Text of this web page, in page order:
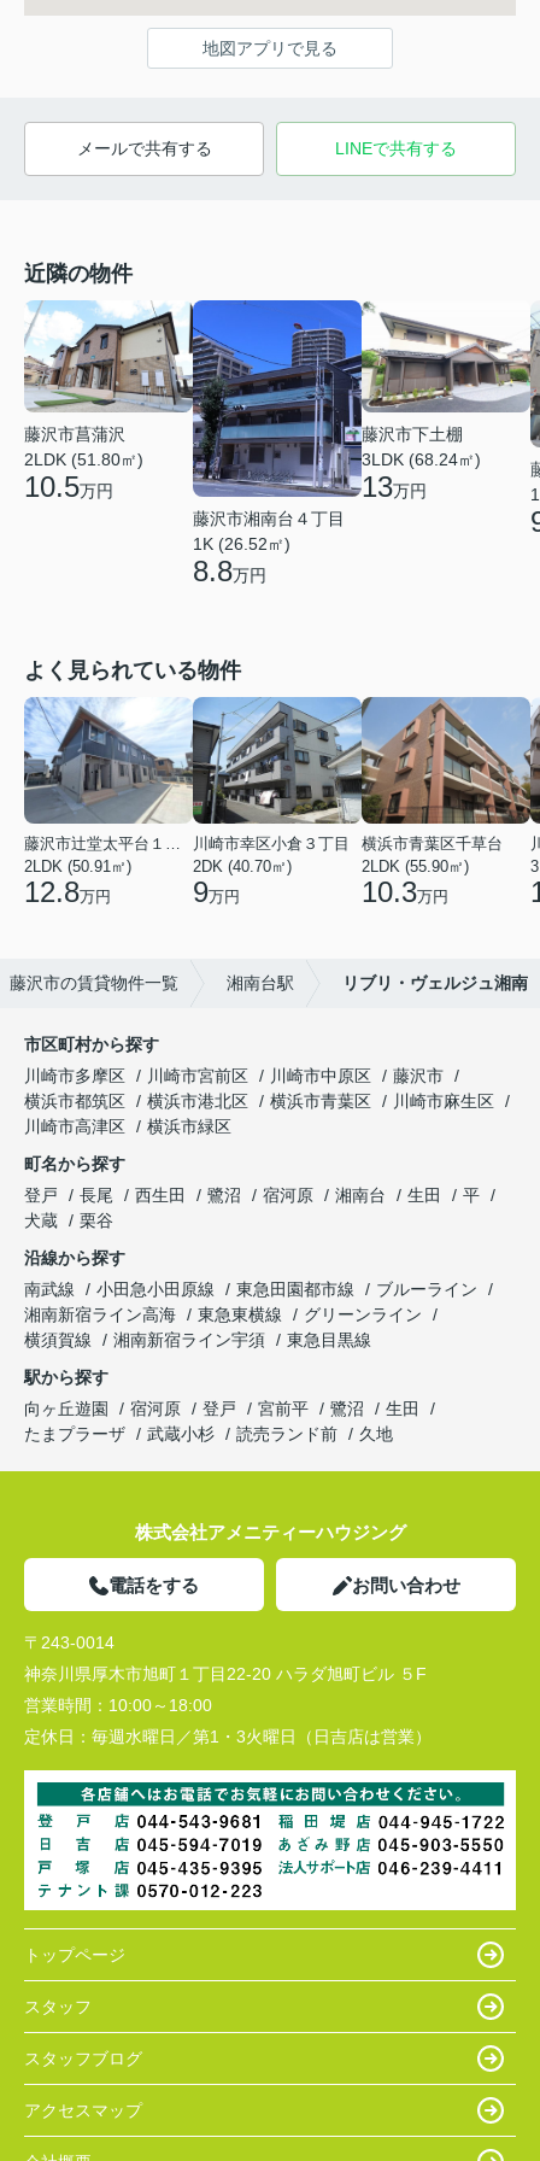
地図アプリで見る
メールで共有する LINEで共有する
近隣の物件
藤沢市菖蒲沢
2LDK (51.80㎡)
10.5万円
藤沢市湘南台４丁目
1K (26.52㎡)
8.8万円
藤沢市下土棚
3LDK (68.24㎡)
13万円
よく見られている物件
2LDK (50.91㎡)
12.8万円
川崎市幸区小倉３丁目
2DK (40.70㎡)
9万円
横浜市青葉区千草台
2LDK (55.90㎡)
10.3万円
藤沢市の賃貸物件一覧 湘南台駅 リブリ・ヴェルジュ湘南
市区町村から探す
川崎市多摩区
川崎市宮前区 川崎市中原区
藤沢市
横浜市都筑区
横浜市港北区 横浜市青葉区
川崎市麻生区
川崎市高津区
横浜市緑区
町名から探す
登戸
長尾 西生田 鷺沼 宿河原 湘南台 生田
平
犬蔵
栗谷
沿線から探す
南武線
小田急小田原線 東急田園都市線
ブルーライン
湘南新宿ライン高海
東急東横線
グリーンライン
横須賀線
湘南新宿ライン宇須
東急目黒線
駅から探す
向ヶ丘遊園
宿河原 登戸 宮前平 鷺沼
生田
たまプラーザ
武蔵小杉 読売ランド前 久地
株式会社アメニティーハウジング
電話をする お問い合わせ
〒243-0014
神奈川県厚木市旭町１丁目22-20 ハラダ旭町ビル ５F
営業時間： 10:00～18:00
定休日： 毎週水曜日／第1・3火曜日（日吉店は営業）
トップページ
スタッフ
スタッフブログ
アクセスマップ